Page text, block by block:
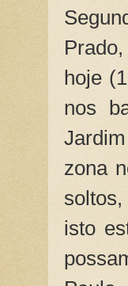
hoje
nos
zona
isto